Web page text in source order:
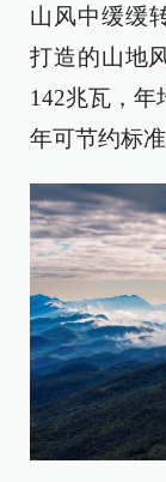
山风中缓缓
打造的山地
142兆瓦，年
年可节约标